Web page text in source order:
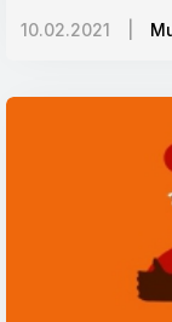
Bir Gelecek
Nijerya-Türkiye
Keşmir
10.02.2021